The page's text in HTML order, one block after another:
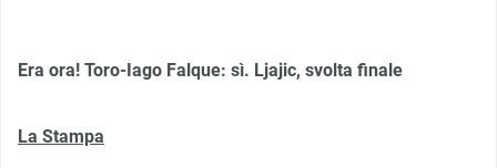
Era ora! Toro-Iago Falque: sì. Ljajic, svolta finale
La Stampa